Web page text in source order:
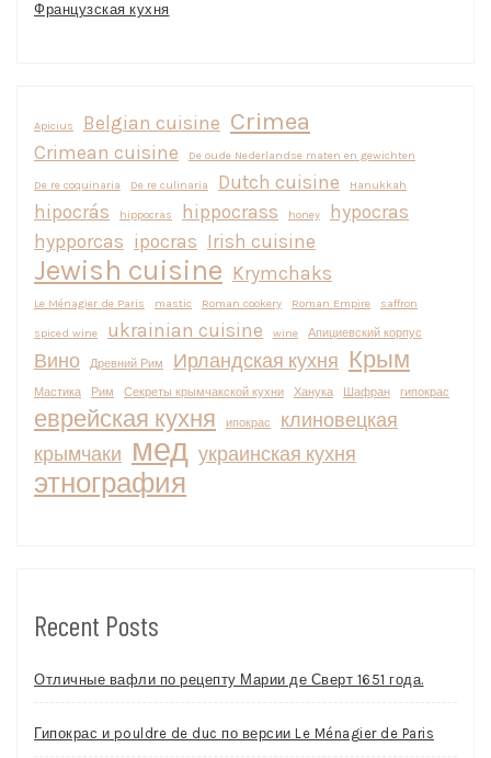
Французская кухня
Apicius Belgian cuisine Crimea
Crimean cuisine De oude Nederlandse maten en gewichten
De re coquinaria De re culinaria Dutch cuisine Hanukkah
hipocrás hippocras hippocrass honey
hypocras
hypporcas ipocras Irish cuisine
Jewish cuisine Krymchaks
Le Ménagier de Paris mastic Roman cookery Roman Empire saffron
spiced wine ukrainian cuisine wine Апициевский корпус
Вино Древний Рим Ирландская кухня Крым
Мастика Рим Секреты крымчакской кухни Ханука Шафран гипокрас
еврейская кухня ипокрас
клиновецкая
крымчаки мед украинская кухня
этнография
Recent Posts
Отличные вафли по рецепту Марии де Сверт 1651 года.
Гипокрас и pouldre de duc по версии Le Ménagier de Paris